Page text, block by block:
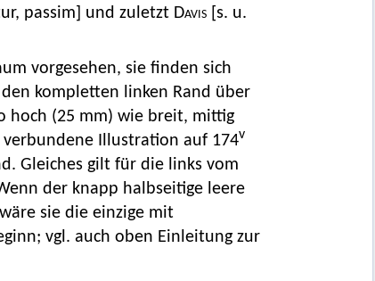
passim] und zuletzt Davis[s. u.
vorgesehen, sie finden sich
kompletten linken Rand über
hoch (25 mm) wie breit, mittig
Illustration auf 174v
Gleiches gilt für die links vom
der knapp halbseitige leere
sie die einzige mit
vgl. auch oben Einleitung zur